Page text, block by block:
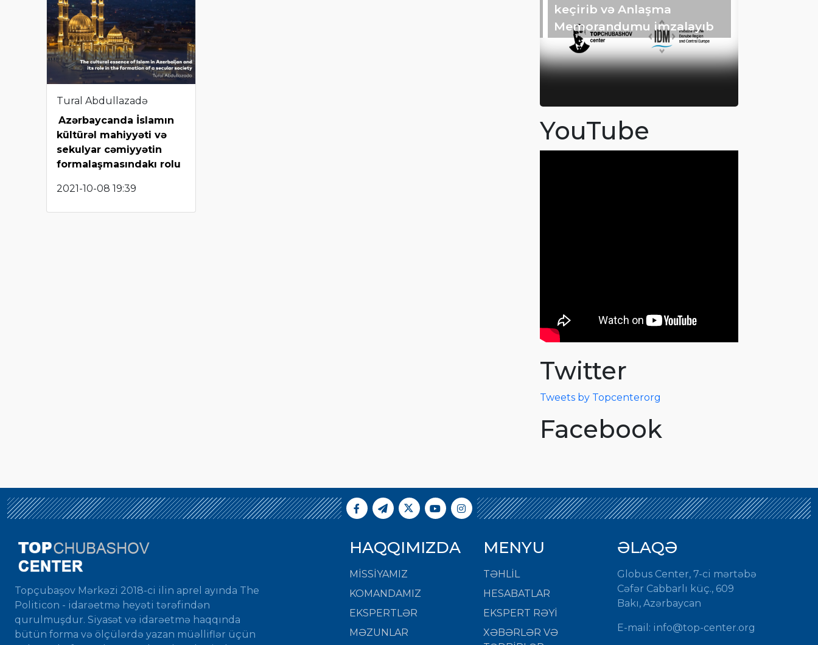
Tural Abdullazadə
Azərbaycanda İslamın
kültürəl mahiyyəti və
sekulyar cəmiyyətin
formalaşmasındakı rolu
2021-10-08 19:39
keçirib və Anlaşma
Memorandumu imzalayıb
YouTube
Twitter
Tweets by Topcenterorg
Facebook
Topçubaşov Mərkəzi 2018-ci ilin aprel ayında The
Politicon - idarəetmə heyəti tərəfindən
qurulmuşdur. Siyasət və idarəetmə haqqında
bütün forma və ölçülərdə yazan müəlliflər üçün
HAQQIMIZDA
MISSIYAMIZ
KOMANDAMIZ
EKSPERTLƏR
MƏZUNLAR
MENYU
TƏHLİL
HESABATLAR
EKSPERT RƏYİ
XƏBƏRLƏR VƏ
ƏLAQƏ
Globus Center, 7-ci mərtəbə
Cəfər Cabbarlı küç., 609
Bakı, Azərbaycan
E-mail: info@top-center.org